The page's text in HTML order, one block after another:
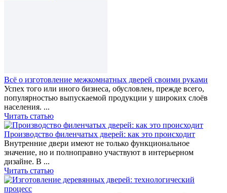
Всё о изготовление межкомнатных дверей своими руками
Успех того или иного бизнеса, обусловлен, прежде всего,
популярностью выпускаемой продукции у широких слоёв
населения. ...
Читать статью
Производство филенчатых дверей: как это происходит
Внутренние двери имеют не только функциональное
значение, но и полноправно участвуют в интерьерном
дизайне. В ...
Читать статью